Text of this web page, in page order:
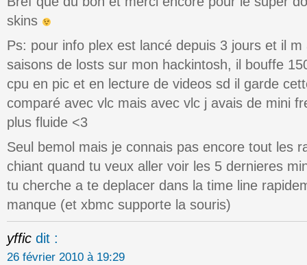
skins
Ps: pour info plex est lancé depuis 3 jours et il
saisons de losts sur mon hackintosh, il bouffe
cpu en pic et en lecture de videos sd il garde
comparé avec vlc mais avec vlc j avais de mini
plus fluide <3
Seul bemol mais je connais pas encore tout les
chiant quand tu veux aller voir les 5 dernieres
tu cherche a te deplacer dans la time line
manque (et xbmc supporte la souris)
yffic dit :
26 février 2010 à 19:29